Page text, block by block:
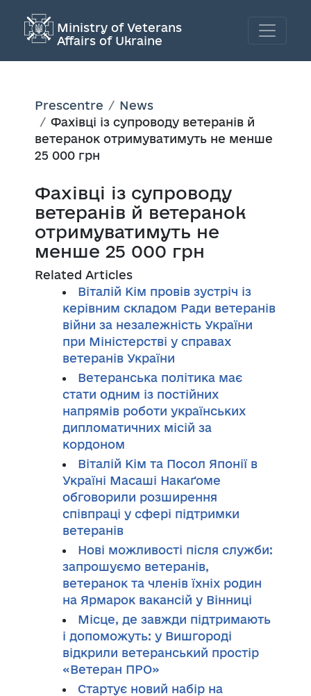
Ministry of Veterans
Affairs of Ukraine
Prescentre
News
Фахівці із супроводу ветеранів й
ветеранок отримуватимуть не менше
25 000 грн
Фахівці із супроводу
ветеранів й ветеранок
отримуватимуть не
менше 25 000 грн
Related Articles
Віталій Кім провів зустріч із
керівним складом Ради ветеранів
війни за незалежність України
при Міністерстві у справах
ветеранів України
Ветеранська політика має
стати одним із постійних
напрямів роботи українських
дипломатичних місій за
кордоном
Віталій Кім та Посол Японії в
Україні Масаші Накаґоме
обговорили розширення
співпраці у сфері підтримки
ветеранів
Нові можливості після служби:
запрошуємо ветеранів,
ветеранок та членів їхніх родин
на Ярмарок вакансій у Вінниці
Місце, де завжди підтримають
і допоможуть: у Вишгороді
відкрили ветеранський простір
«Ветеран ПРО»
Стартує новий набір на